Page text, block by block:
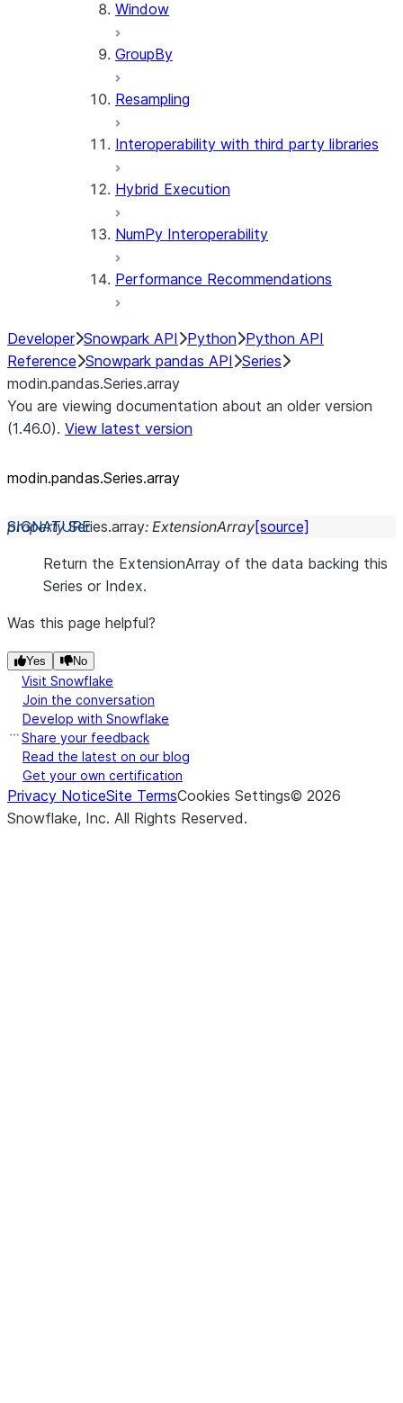
Window
GroupBy
Resampling
Interoperability with third party libraries
Hybrid Execution
NumPy Interoperability
Performance Recommendations
Developer Snowpark API Python Python API
Reference Snowpark pandas API Series
modin.pandas.Series.array
You are viewing documentation about an older version
(1.46.0). View latest version
modin.pandas.Series.array
property Series.array: ExtensionArray[source]
Return the ExtensionArray of the data backing this
Series or Index.
Was this page helpful?
Yes No
Visit Snowflake
Join the conversation
Develop with Snowflake
Share your feedback
Read the latest on our blog
Get your own certification
Privacy NoticeSite TermsCookies Settings© 2026
Snowflake, Inc. All Rights Reserved.